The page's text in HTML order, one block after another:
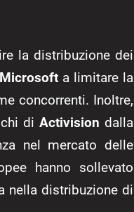
la distribuzione dei
Microsoft a limitare la
concorrenti. Inoltre,
di Activision dalla
nel mercato delle
hanno sollevato
nella distribuzione di